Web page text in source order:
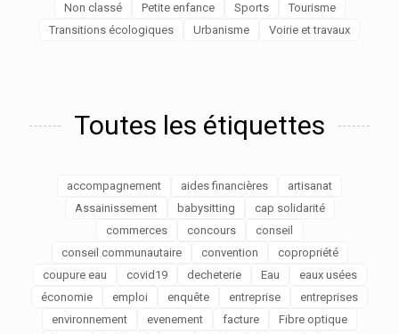
Non classé
Petite enfance Sports
Tourisme
Transitions écologiques
Urbanisme Voirie et travaux
Toutes les étiquettes
accompagnement aides financières
artisanat
Assainissement
babysitting
cap solidarité
commerces
concours
conseil
conseil communautaire
convention
copropriété
coupure eau
covid19 decheterie Eau
eaux usées
économie
emploi enquête entreprise
entreprises
environnement
evenement facture
Fibre optique